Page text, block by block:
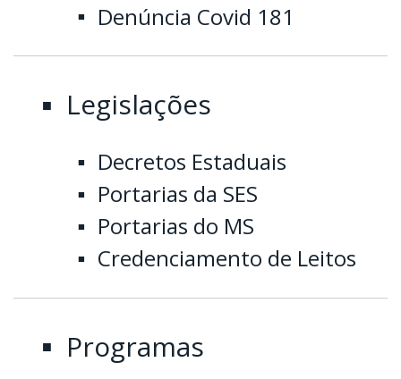
Denúncia Covid 181
Legislações
Decretos Estaduais
Portarias da SES
Portarias do MS
Credenciamento de Leitos
Programas